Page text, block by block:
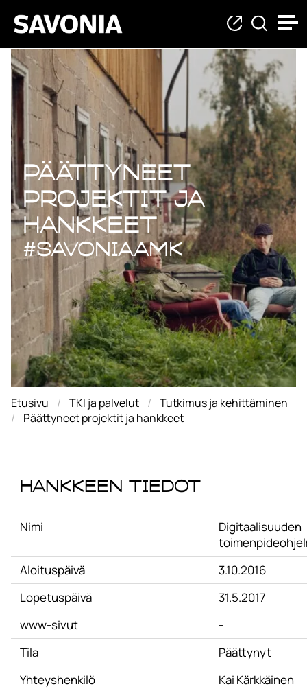
Päättyneet
Päättyneet
projektit ja
hankkeet
#savoniaAMK
Etusivu TKI ja palvelut
Tutkimus ja kehittäminen
Päättyneet projektit ja hankkeet
Hankkeen tiedot
Nimi
Digitaalisuuden
Aloituspäivä
3.10.2016
Lopetuspäivä
31.5.2017
www-sivut
-
Tila
Päättynyt
Yhteyshenkilö
Kai Kärkkäinen